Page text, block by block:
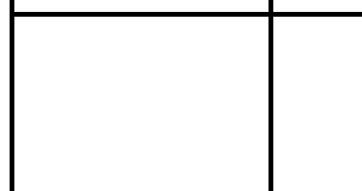
до +55°C
до